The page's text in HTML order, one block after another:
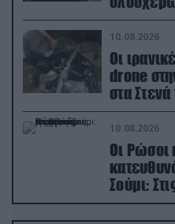
(βίντεο)
10.08.2026
Οι
drone
στα
βίντεο
10.08.2026
Οι Ρώσοι
Σούμι: